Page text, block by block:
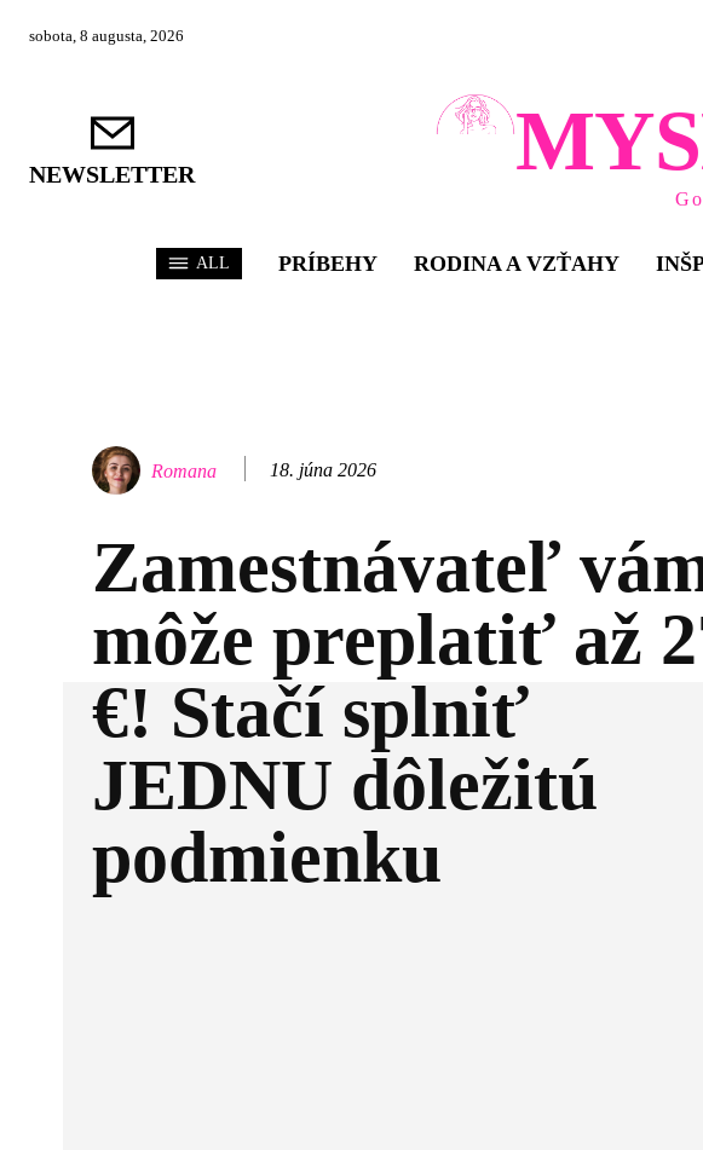
sobota, 8 augusta, 2026
NEWSLETTER
ALL PRÍBEHY RODINA A VZŤAHY
Romana 18. júna 2026
Zamestnávateľ
môže preplatiť až
€! Stačí splniť
JEDNU dôležitú
podmienku